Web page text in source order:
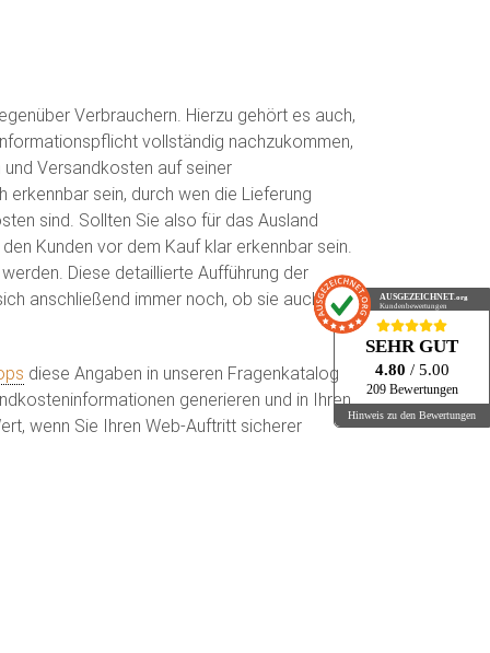
Verbrauchern. Hierzu gehört es auch,
vollständig nachzukommen,
und Versandkosten auf seiner
sein, durch wen die Lieferung
sind. Sollten Sie also für das Ausland
Kunden vor dem Kauf klar erkennbar sein.
Diese detaillierte Aufführung der
anschließend immer noch, ob sie auch
diese Angaben in unseren Fragenkatalog
generieren und in Ihren
wenn Sie Ihren Web-Auftritt sicherer
AUSGEZEICHNET.org
Kundenbewertungen
SEHR GUT
4.80 / 5.00
209 Bewertungen
Hinweis zu den Bewertungen